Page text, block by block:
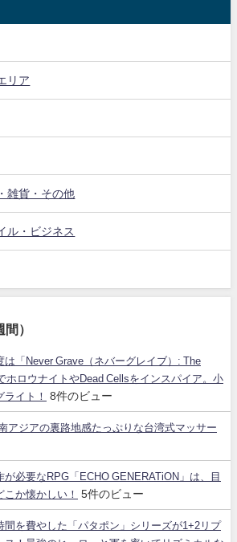
リア
雑貨・その他
ル・ビジネス
）
は「Never Grave（ネバーグレイブ）: The
ホロウナイトやDead Cellsをインスパイア。小
イト！
8件のビュー
アジアの裏路地感たっぷりな台湾式マッサー
必要なRPG「ECHO GENERATiON」は、目
か懐かしい！
5件のビュー
間を費やした「パタポン」シリーズが1+2リプ